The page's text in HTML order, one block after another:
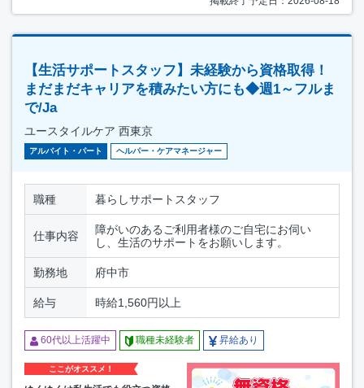
【生活サポートスタッフ】未経験から資格取得！
まだまだキャリアを積みたい方にも◆週1～フルま
で/Ja
ユースタイルケア 西東京
アルバイト・パート ヘルパー・ケアマネージャー
職種 暮らしサポートスタッフ
仕事内容
障がいのあるご利用者様のご自宅にお伺い
し、生活のサポートをお願いします。
勤務地 府中市
給与 時給1,560円以上
60代以上活躍中 職種未経験者 昇給あり
ここがオススメ！